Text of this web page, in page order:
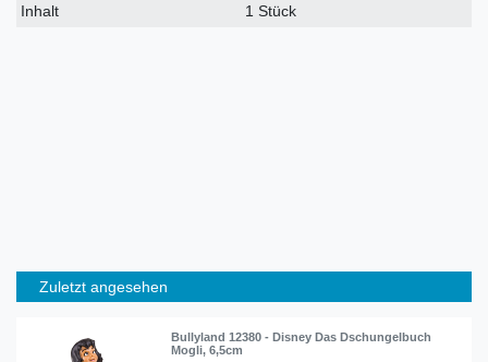
Inhalt
1 Stück
Zuletzt angesehen
Bullyland 12380 - Disney Das Dschungelbuch
Mogli, 6,5cm